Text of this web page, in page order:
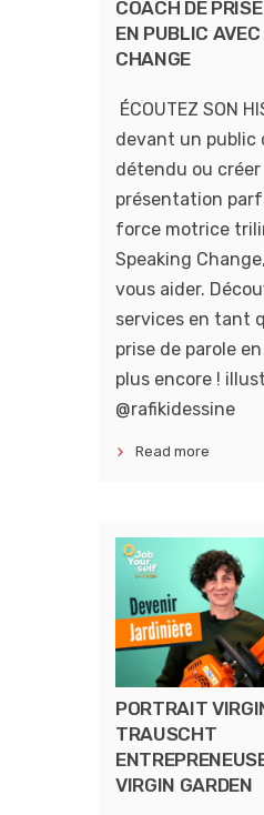
COACH DE
EN PUBLIC
CHANGE
ÉCOUTEZ SON
devant un public
détendu ou créer
présentation
force motrice
Speaking
vous aider.
services en tant
prise de parole
plus encore !
Read more
PORTRAIT
TRAUSCHT
VIRGIN GARDEN